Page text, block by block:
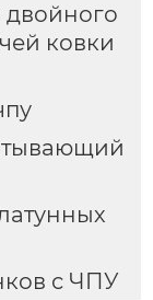
ковки
с ЧПУ